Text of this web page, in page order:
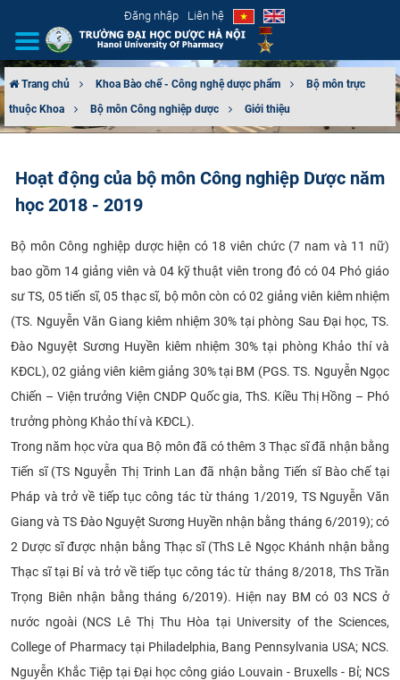
Đăng nhập Liên hệ
GIỚI THIỆU
TUYỂN SINH
ĐÀO TẠO
ĐẢM BẢO CHẤT LƯỢNG
KHOA HỌC CÔNG NGHỆ
HTQT
CỰU NGƯỜI HỌC
Trang chủ Khoa Bào chế - Công nghệ dược phẩm
Bộ môn trực
thuộc Khoa
Bộ môn Công nghiệp dược Giới thiệu
Hoạt động của bộ môn Công nghiệp Dược năm
học 2018 - 2019
​Bộ môn Công nghiệp dược hiện có 18 viên chức (7 nam và 11 nữ)
bao gồm 14 giảng viên và 04 kỹ thuật viên trong đó có 04 Phó giáo
sư TS, 05 tiến sĩ, 05 thạc sĩ, bộ môn còn có 02 giảng viên kiêm nhiệm
(TS. Nguyễn Văn Giang kiêm nhiệm 30% tại phòng Sau Đại học, TS.
Đào Nguyệt Sương Huyền kiêm nhiệm 30% tại phòng Khảo thí và
KĐCL), 02 giảng viên kiêm giảng 30% tại BM (PGS. TS. Nguyễn Ngọc
Chiến – Viện trưởng Viện CNDP Quốc gia, ThS. Kiều Thị Hồng – Phó
trưởng phòng Khảo thí và KĐCL).
Trong năm học vừa qua Bộ môn đã có thêm 3 Thạc sĩ đã nhận bằng
Tiến sĩ (TS Nguyễn Thị Trinh Lan đã nhận bằng Tiến sĩ Bào chế tại
Pháp và trở về tiếp tục công tác từ tháng 1/2019, TS Nguyễn Văn
Giang và TS Đào Nguyệt Sương Huyền nhận bằng tháng 6/2019); có
2 Dược sĩ được nhận bằng Thạc sĩ (ThS Lê Ngọc Khánh nhận bằng
Thạc sĩ tại Bỉ và trở về tiếp tục công tác từ tháng 8/2018, ThS Trần
Trọng Biên nhận bằng tháng 6/2019). Hiện nay BM có 03 NCS ở
nước ngoài (NCS Lê Thị Thu Hòa tại University of the Sciences,
College of Pharmacy tại Philadelphia, Bang Pennsylvania USA; NCS.
Nguyễn Khắc Tiệp tại Đại học công giáo Louvain - Bruxells - Bỉ; NCS